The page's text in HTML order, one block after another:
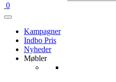
0
Kampagner
Indbo Pris
Nyheder
Møbler